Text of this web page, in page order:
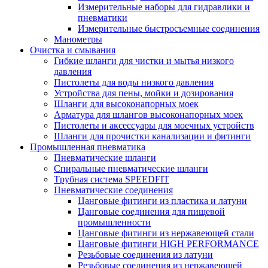
Измерительные наборы для гидравлики и
пневматики
Измерительные быстросъемные соединения
Манометры
Очистка и смывания
Гибкие шланги для чистки и мытья низкого
давления
Пистолеты для воды низкого давления
Устройства для пены, мойки и дозирования
Шланги для высоконапорных моек
Арматура для шлангов высоконапорных моек
Пистолеты и аксессуары для моечных устройств
Шланги для прочистки канализации и фитинги
Промышленная пневматика
Пневматические шланги
Спиральные пневматические шланги
Tрубная система SPEEDFIT
Пневматические соединения
Цанговые фитинги из пластика и латуни
Цанговые соединения для пищевой
промышленности
Цанговые фитинги из нержавеющей стали
Цанговые фитинги HIGH PERFORMANCE
Резьбовые соединения из латуни
Резьбовые соединения из нержавеющей